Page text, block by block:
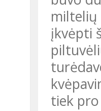
miltelių
įkvėpti
tiek